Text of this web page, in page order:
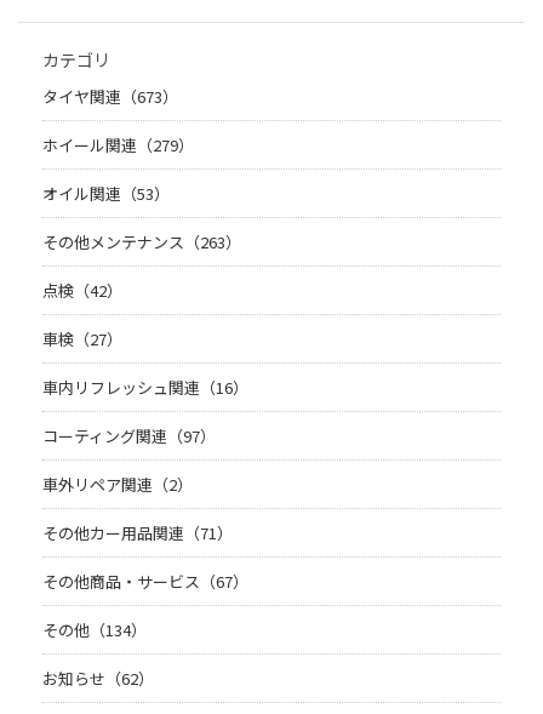
カテゴリ
タイヤ関連（673）
ホイール関連（279）
オイル関連（53）
その他メンテナンス（263）
点検（42）
車検（27）
車内リフレッシュ関連（16）
コーティング関連（97）
車外リペア関連（2）
その他カー用品関連（71）
その他商品・サービス（67）
その他（134）
お知らせ（62）